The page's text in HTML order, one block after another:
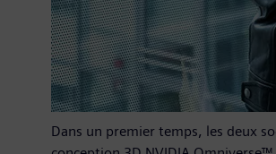
Dans un premier temps, les deux